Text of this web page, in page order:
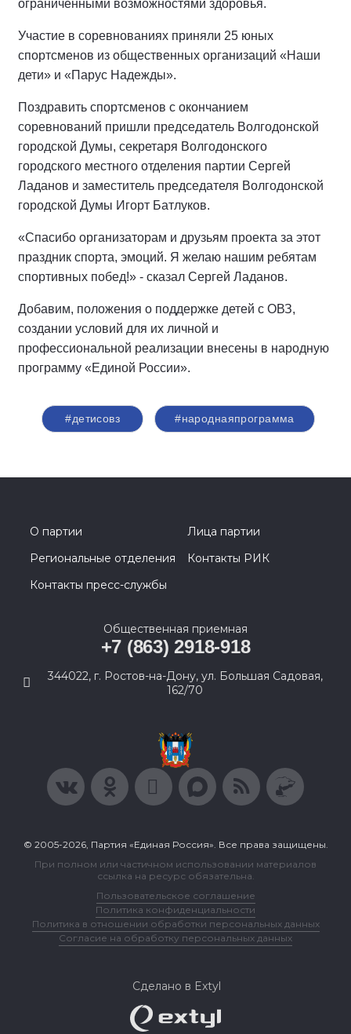
ограниченными возможностями здоровья.
Участие в соревнованиях приняли 25 юных
спортсменов из общественных организаций «Наши
дети» и «Парус Надежды».
Поздравить спортсменов с окончанием
соревнований пришли председатель Волгодонской
городской Думы, секретаря Волгодонского
городского местного отделения партии Сергей
Ладанов и заместитель председателя Волгодонской
городской Думы Игорт Батлуков.
«Спасибо организаторам и друзьям проекта за этот
праздник спорта, эмоций. Я желаю нашим ребятам
спортивных побед!» - сказал Сергей Ладанов.
Добавим, положения о поддержке детей с ОВЗ,
создании условий для их личной и
профессиональной реализации внесены в народную
программу «Единой России».
#детисовз #народнаяпрограмма
О партии
Лица партии
Региональные отделения
Контакты РИК
Контакты пресс-службы
Общественная приемная
+7 (863) 2918-918
344022, г. Ростов-на-Дону, ул. Большая Садовая,
162/70
© 2005-2026, Партия «Единая Россия». Все права защищены.
При полном или частичном использовании материалов
ссылка на ресурс обязательна.
Пользовательское соглашение
Политика конфиденциальности
Политика в отношении обработки персональных данных
Согласие на обработку персональных данных
Сделано в Extyl